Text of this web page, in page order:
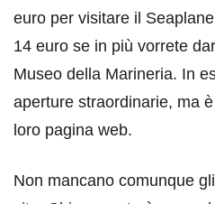
euro per visitare il
14 euro se in più vorrete
Museo della Marineria. In
aperture straordinarie, ma
loro pagina web.
Non mancano comunque